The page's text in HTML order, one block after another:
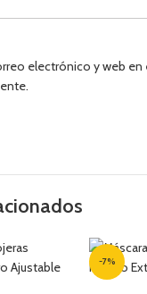
electrónico y web en
-7%